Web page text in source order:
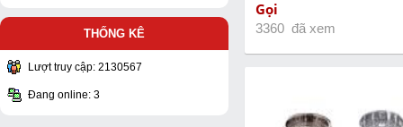
THỐNG KÊ
Lượt truy cập: 2130567
Đang online: 3
Gọi
3360 đã xem